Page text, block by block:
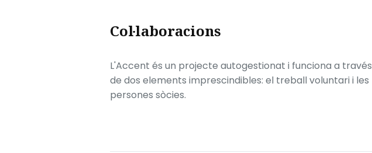
Col·laboracions
L'Accent és un projecte autogestionat i funciona a través
de dos elements imprescindibles: el treball voluntari i les
persones sòcies.